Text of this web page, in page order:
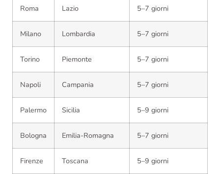
Roma Lazio 5–7 giorni
Milano Lombardia 5–7 giorni
Torino Piemonte 5–7 giorni
Napoli Campania 5–7 giorni
Palermo Sicilia 5–9 giorni
Bologna Emilia-Romagna 5–7 giorni
Firenze Toscana 5–9 giorni